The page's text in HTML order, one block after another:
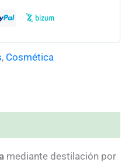
, Cosmética
mediante destilación por